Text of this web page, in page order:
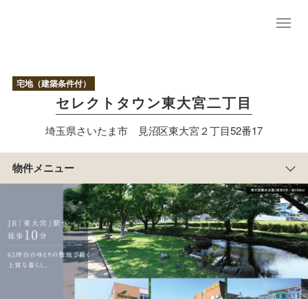
宅地（建築条件付）
セレクトタウン東大宮二丁目
埼玉県さいたま市 見沼区東大宮２丁目52番17
物件メニュー
TO
P
アクセス/周辺
マップ
まち
の紹
積水ハウスのすまい
物
件
概
要
埼玉中央エリア特集